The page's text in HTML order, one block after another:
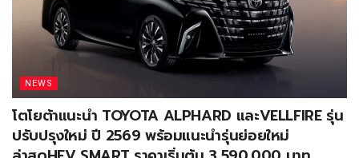
NEWS
โตโยต้าแนะนำ TOYOTA ALPHARD และVELLFIRE รุ่น
ปรับปรุงใหม่ ปี 2569 พร้อมแนะนำรุ่นย่อยใหม่